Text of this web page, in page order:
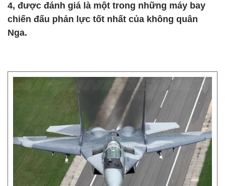
4, được đánh giá là một trong những máy bay
chiến đấu phản lực tốt nhất của không quân
Nga.